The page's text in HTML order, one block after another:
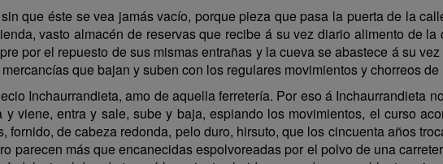
que éste se vea jamás vacío, porque pieza que pasa la puerta de la
vasto almacén de reservas que recibe á su vez diario alimento de
por el repuesto de sus mismas entrañas y la cueva se abastece á su
que bajan y suben con los regulares movimientos y chorreos de
Inchaurrandieta, amo de aquella ferretería. Por eso á Inchaurrandieta
viene, entra y sale, sube y baja, espiando los movimientos, el curso
fornido, de cabeza redonda, pelo duro, hirsuto, que los cincuenta años
parecen más que encanecidas espolvoreadas por el polvo de una